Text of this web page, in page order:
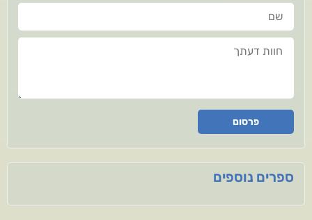
שם
חוות דעתך
פרסום
ספרים נוספים